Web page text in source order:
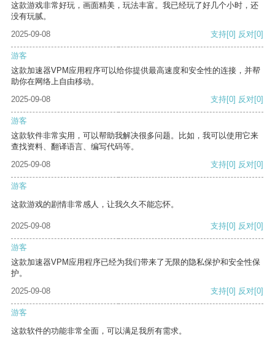
这款游戏非常好玩，画面精美，玩法丰富。我已经玩了好几个小时，还
没有玩腻。
2025-09-08
支持[0] 反对[0]
游客
这款加速器VPM应用程序可以给你提供最高速度和安全性的连接，并帮
助你在网络上自由移动。
2025-09-08
支持[0] 反对[0]
游客
这款软件非常实用，可以帮助我解决很多问题。比如，我可以使用它来
查找资料、翻译语言、编写代码等。
2025-09-08
支持[0] 反对[0]
游客
这款游戏的剧情非常感人，让我久久不能忘怀。
2025-09-08 支持[0] 反对[0]
游客
这款加速器VPM应用程序已经为我们带来了无限的隐私保护和安全性保
护。
2025-09-08
支持[0] 反对[0]
游客
这款软件的功能非常全面，可以满足我所有需求。